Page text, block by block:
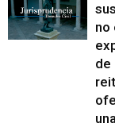
no
de